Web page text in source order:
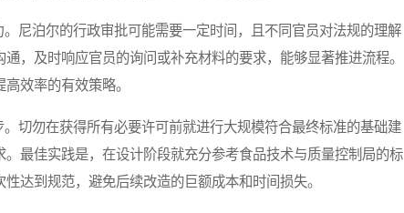
泊尔的行政审批可能需要一定时间，且不同官员对法规的理解
，及时响应官员的询问或补充材料的要求，能够显著推进流程。
效率的有效策略。
勿在获得所有必要许可前就进行大规模符合最终标准的基础建
最佳实践是，在设计阶段就充分参考食品技术与质量控制局的标
达到规范，避免后续改造的巨额成本和时间损失。